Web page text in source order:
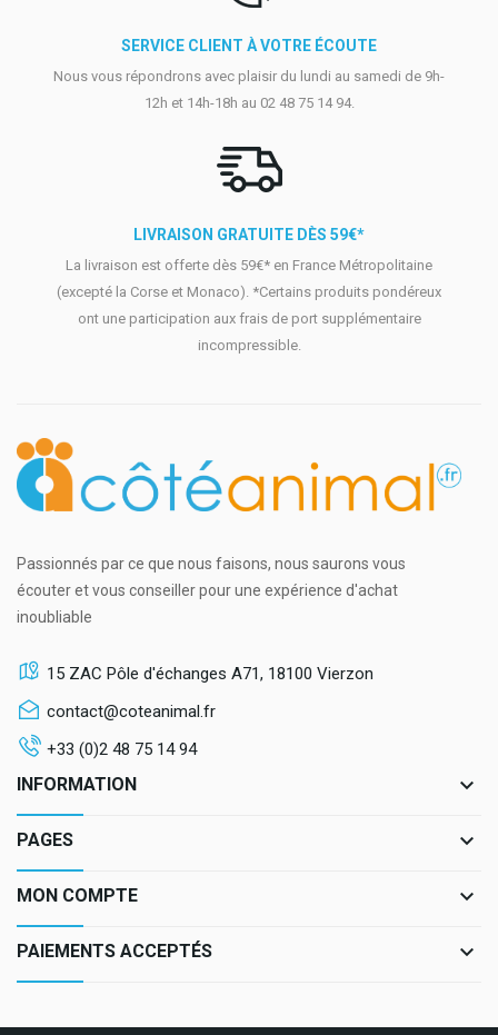
SERVICE CLIENT À VOTRE ÉCOUTE
Nous vous répondrons avec plaisir du lundi au samedi de 9h-
12h et 14h-18h au 02 48 75 14 94.
LIVRAISON GRATUITE DÈS 59€*
La livraison est offerte dès 59€* en France Métropolitaine
(excepté la Corse et Monaco). *Certains produits pondéreux
ont une participation aux frais de port supplémentaire
incompressible.
Passionnés par ce que nous faisons, nous saurons vous
écouter et vous conseiller pour une expérience d'achat
inoubliable
15 ZAC Pôle d'échanges A71, 18100 Vierzon
contact@coteanimal.fr
+33 (0)2 48 75 14 94
INFORMATION keyboard_arrow_down
PAGES keyboard_arrow_down
MON COMPTE keyboard_arrow_down
PAIEMENTS ACCEPTÉS keyboard_arrow_down